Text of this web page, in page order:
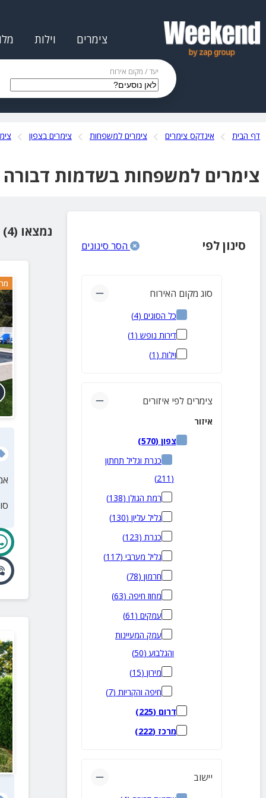
צימרים וילות
יעד / מקום אירוח
דף הבית אינדקס צימרים צימרים למשפחות צימרים בצפון
צימרים למשפחות בשדמות דבורה
סינון לפי הסר סינונים
סוג מקום האירוח
כל הסוגים (
4
)
דירות נופש (
1
)
וילות (
1
)
צימרים לפי איזורים
איזור
צפון (
570
)
כנרת וגליל תחתון
(
211
)
רמת הגולן (
138
)
גליל עליון (
130
)
כנרת (
123
)
גליל מערבי (
117
)
חרמון (
78
)
מחוז חיפה (
63
)
עמקים (
61
)
עמק המעיינות
והגלבוע (
50
)
מירון (
15
)
חיפה והקריות (
7
)
דרום (
225
)
מרכז (
222
)
יישוב
נמצאו (4) מקומות אירוח